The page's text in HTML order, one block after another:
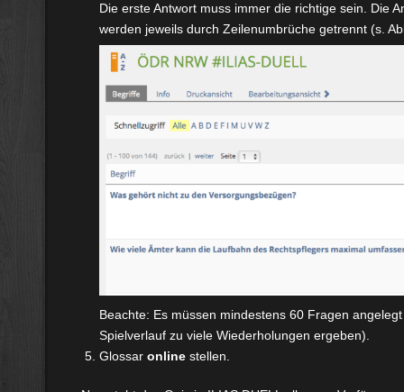
Die erste Antwort muss immer die richtige sein. Die
werden jeweils durch Zeilenumbrüche getrennt (s.
Beachte: Es müssen mindestens 60 Fragen
Spielverlauf zu viele Wiederholungen ergeben).
Glossar online stellen.